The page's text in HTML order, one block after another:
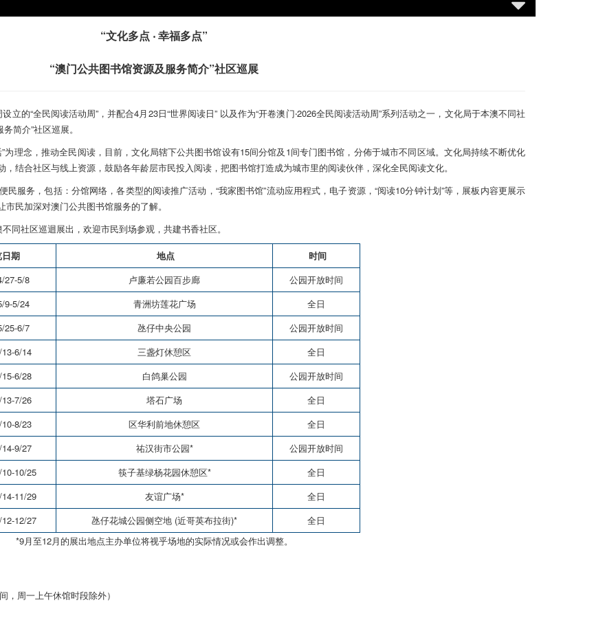
“文化多点 ‧ 幸福多点”
“澳门公共图书馆资源及服务简介”社区巡展
的“全民阅读活动周”，并配合4月23日“世界阅读日” 以及作为“开卷澳门‧2026全民阅读活动周”系列活动之一，文化局于本澳不同社
简介”社区巡展。
为理念，推动全民阅读，目前，文化局辖下公共图书馆设有15间分馆及1间专门图书馆，分佈于城市不同区域。文化局持续不断优化
结合社区与线上资源，鼓励各年龄层市民投入阅读，把图书馆打造成为城市里的阅读伙伴，深化全民阅读文化。
服务，包括：分馆网络，各类型的阅读推广活动，“我家图书馆”流动应用程式，电子资源，“阅读10分钟计划”等，展板内容更展示
民加深对澳门公共图书馆服务的了解。
同社区巡迴展出，欢迎市民到场参观，共建书香社区。
期 地点
时间
27-5/8
卢廉若公园百步廊
公园开放时间
9-5/24
青洲坊莲花广场
全日
25-6/7
氹仔中央公园
公园开放时间
6/14
三盏灯休憩区
全日
6/28
白鸽巢公园
公园开放时间
7/26
塔石广场
全日
8/23
区华利前地休憩区
全日
9/27
祐汉街市公园*
公园开放时间
10/25
筷子基绿杨花园休憩区*
全日
11/29
友谊广场*
全日
12/27
氹仔花城公园侧空地 (近哥英布拉街)*
全日
*9月至12月的展出地点主办单位将视乎场地的实际情况或会作出调整。
周一上午休馆时段除外）